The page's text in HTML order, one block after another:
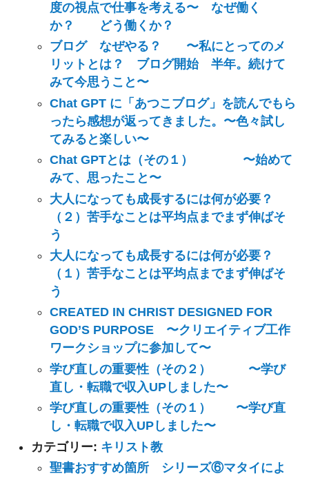
度の視点で仕事を考える〜 なぜ働く
か？ どう働くか？
ブログ なぜやる？ 〜私にとってのメ
リットとは？ ブログ開始 半年。続けて
みて今思うこと〜
Chat GPT に「あつこブログ」を読んでもら
ったら感想が返ってきました。〜色々試し
てみると楽しい〜
Chat GPTとは（その１） 〜始めて
みて、思ったこと〜
大人になっても成長するには何が必要？
（２）苦手なことは平均点までまず伸ばそ
う
大人になっても成長するには何が必要？
（１）苦手なことは平均点までまず伸ばそ
う
CREATED IN CHRIST DESIGNED FOR
GOD’S PURPOSE 〜クリエイティブ工作
ワークショップに参加して〜
学び直しの重要性（その２） 〜学び
直し・転職で収入UPしました〜
学び直しの重要性（その１） 〜学び直
し・転職で収入UPしました〜
カテゴリー: キリスト教
聖書おすすめ箇所 シリーズ⑥マタイによ